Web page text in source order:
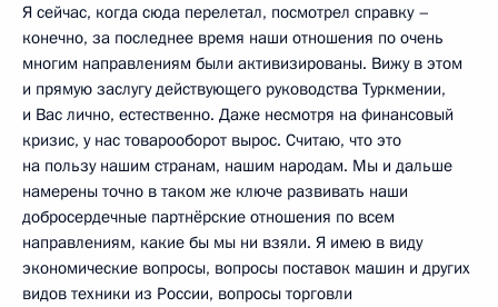
Я сейчас, когда сюда перелетал, посмотрел справку –
конечно, за последнее время наши отношения по очень
многим направлениям были активизированы. Вижу в этом
и прямую заслугу действующего руководства Туркмении,
и Вас лично, естественно. Даже несмотря на финансовый
кризис, у нас товарооборот вырос. Считаю, что это
на пользу нашим странам, нашим народам. Мы и дальше
намерены точно в таком же ключе развивать наши
добросердечные партнёрские отношения по всем
направлениям, какие бы мы ни взяли. Я имею в виду
экономические вопросы, вопросы поставок машин и других
видов техники из России, вопросы торговли